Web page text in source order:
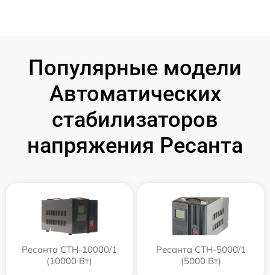
Популярные модели
Автоматических
стабилизаторов
напряжения Ресанта
Ресанта СТН-10000/1
(10000 Вт)
Ресанта СТН-5000/1
(5000 Вт)